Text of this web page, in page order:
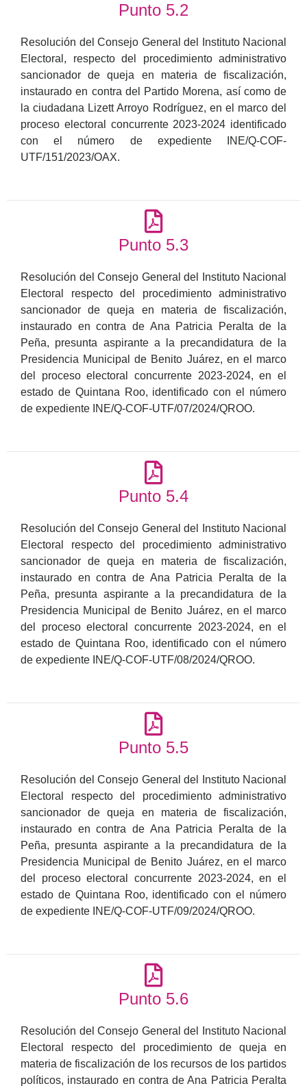
Punto 5.2
Resolución del Consejo General del Instituto Nacional
Electoral, respecto del procedimiento administrativo
sancionador de queja en materia de fiscalización,
instaurado en contra del Partido Morena, así como de
la ciudadana Lizett Arroyo Rodríguez, en el marco del
proceso electoral concurrente 2023-2024 identificado
con el número de expediente INE/Q-COF-
UTF/151/2023/OAX.
Punto 5.3
Resolución del Consejo General del Instituto Nacional
Electoral respecto del procedimiento administrativo
sancionador de queja en materia de fiscalización,
instaurado en contra de Ana Patricia Peralta de la
Peña, presunta aspirante a la precandidatura de la
Presidencia Municipal de Benito Juárez, en el marco
del proceso electoral concurrente 2023-2024, en el
estado de Quintana Roo, identificado con el número
de expediente INE/Q-COF-UTF/07/2024/QROO.
Punto 5.4
Resolución del Consejo General del Instituto Nacional
Electoral respecto del procedimiento administrativo
sancionador de queja en materia de fiscalización,
instaurado en contra de Ana Patricia Peralta de la
Peña, presunta aspirante a la precandidatura de la
Presidencia Municipal de Benito Juárez, en el marco
del proceso electoral concurrente 2023-2024, en el
estado de Quintana Roo, identificado con el número
de expediente INE/Q-COF-UTF/08/2024/QROO.
Punto 5.5
Resolución del Consejo General del Instituto Nacional
Electoral respecto del procedimiento administrativo
sancionador de queja en materia de fiscalización,
instaurado en contra de Ana Patricia Peralta de la
Peña, presunta aspirante a la precandidatura de la
Presidencia Municipal de Benito Juárez, en el marco
del proceso electoral concurrente 2023-2024, en el
estado de Quintana Roo, identificado con el número
de expediente INE/Q-COF-UTF/09/2024/QROO.
Punto 5.6
Resolución del Consejo General del Instituto Nacional
Electoral respecto del procedimiento de queja en
materia de fiscalización de los recursos de los partidos
políticos, instaurado en contra de Ana Patricia Peralta